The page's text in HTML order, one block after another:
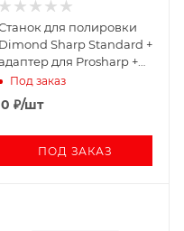
для полировки
Dimond Sharp Standard +
для Prosharp +
транспортировочный
Под заказ
0 ₽/шт
ПОД ЗАКАЗ